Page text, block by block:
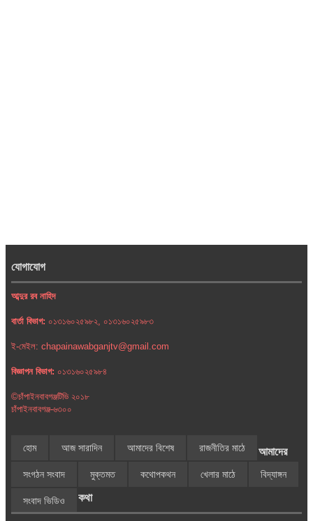
যোগাযোগ
আব্দুর রব নাহিদ
বার্তা বিভাগ: ০১৩১৬০২৫৯৮২, ০১৩১৬০২৫৯৮৩
ই-মেইল: chapainawabganjtv@gmail.com
বিজ্ঞাপন বিভাগ: ০১৩১৬০২৫৯৮৪
©চাঁপাইনবাবগঞ্জটিভি ২০১৮
চাঁপাইনবাবগঞ্জ-৬৩০০
হোম আজ সারাদিন আমাদের বিশেষ রাজনীতির মাঠে
সংগঠন সংবাদ মুক্তমত কথোপকথন খেলার মাঠে বিদ্যাঙ্গন
সংবাদ ভিডিও
আমাদের
কথা